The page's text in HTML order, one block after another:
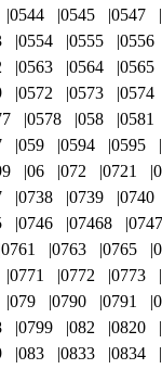
0544 0545 0547
0554 0555 0556
0563 0564 0565
0572 0573 0574
0578 058 0581
059 0594 0595
06 072 0721
0738 0739 0740
0746 07468 0747
0761 0763 0765
0771 0772 0773
079 0790 0791
0799 082 0820
083 0833 0834